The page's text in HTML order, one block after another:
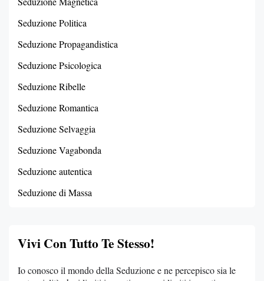
Seduzione Politica
Seduzione Propagandistica
Seduzione Psicologica
Seduzione Ribelle
Seduzione Romantica
Seduzione Selvaggia
Seduzione Vagabonda
Seduzione autentica
Seduzione di Massa
Vivi Con Tutto Te Stesso!
Io conosco il mondo della Seduzione e ne percepisco sia le